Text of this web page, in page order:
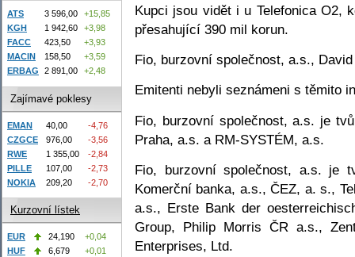
Kupci jsou vidět i u Telefonica O2,
přesahující 390 mil korun.
Fio, burzovní společnost, a.s.,
Emitenti nebyli seznámeni s těmito
Fio, burzovní společnost, a.s. je
Praha, a.s. a RM-SYSTÉM, a.s.
Fio, burzovní společnost, a.s. je
Komerční banka, a.s., ČEZ, a. s.,
a.s., Erste Bank der
Group, Philip Morris ČR a.s.,
Enterprises, Ltd.
ATS 3 596,00
+15,85
KGH
1 942,60
+3,98
FACC
423,50
+3,93
MACIN
158,50
+3,59
ERBAG
2 891,00 +2,48
Zajímavé poklesy
EMAN 40,00
-4,76
CZGCE
976,00
-3,56
RWE
1 355,00
-2,84
PILLE
107,00
-2,73
NOKIA
209,20 -2,70
Kurzovní lístek
EUR 24,190
+0,04
HUF
6,679
+0,01